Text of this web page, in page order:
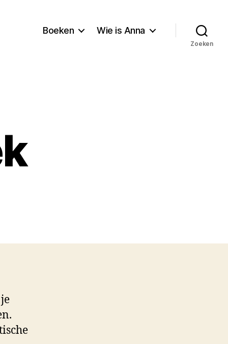
Boeken Wie is Anna
Zoeken